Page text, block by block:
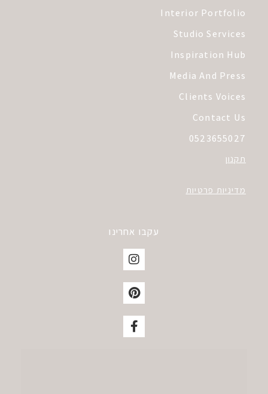
Interior Portfolio
Studio Services
Inspiration Hub
Media And Press
Clients Voices
Contact Us
0523655027
תקנון
מדיניות פרטיות
עקבו אחרינו